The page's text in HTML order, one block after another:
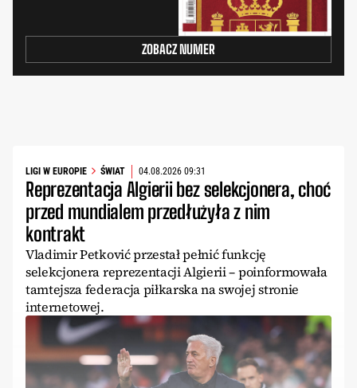
ZOBACZ NUMER
LIGI W EUROPIE ŚWIAT 04.08.2026 09:31
Reprezentacja Algierii bez selekcjonera, choć
przed mundialem przedłużyła z nim
kontrakt
Vladimir Petković przestał pełnić funkcję
selekcjonera reprezentacji Algierii – poinformowała
tamtejsza federacja piłkarska na swojej stronie
internetowej.